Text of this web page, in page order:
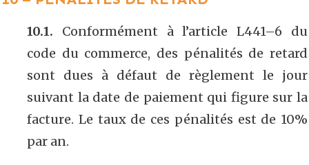
10.1. Conformément à l’article L441–6 du
code du commerce, des pénalités de retard
sont dues à défaut de règlement le jour
suivant la date de paiement qui figure sur la
facture. Le taux de ces pénalités est de 10%
par an.